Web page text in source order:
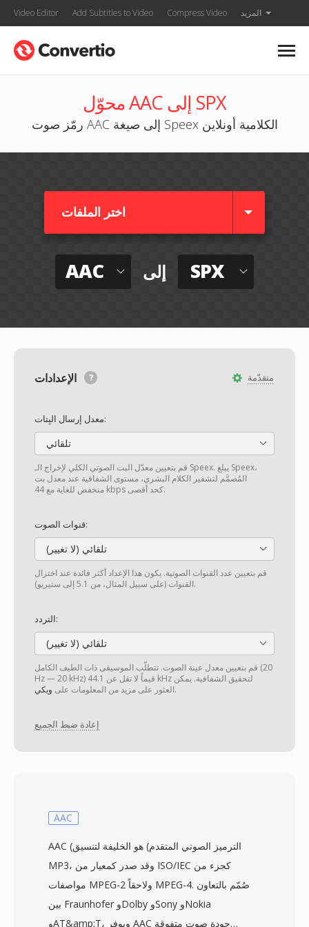
Video Editor Add Subtitles to Video Compress Video المزيد
محوّل AAC إلى SPX
رمّز صوت AAC إلى صيغة Speex الكلامية أونلاين
اختر الملفات
AAC إلى SPX
متقدّمة
معدل إرسال البِتات:
تلقائي
قم بتعيين معدّل البت الصوتي الكلي لإخراج الـ Speex. يبلغ Speex،
المُصمَّم لتشفير الكلام البشري، مستوى الشفافية عند معدل بت
منخفض للغاية مع 44 kbps كحد أقصى.
قنوات الصوت:
تلقائي (لا تغيير)
قم بتعيين عدد القنوات الصوتية. يكون هذا الإعداد أكثر فائدة عند اختزال
القنوات (على سبيل المثال، من 5.1 إلى ستيريو).
التردد:
تلقائي (لا تغيير)
قم بتعيين معدل عينة الصوت. تتطلّب الموسيقى ذات الطيف الكامل (20
Hz — 20 kHz) قيماً لا تقل عن 44.1 kHz لتحقيق الشفافية. يمكن
العثور على مزيد من المعلومات على ويكي .
إعادة ضبط الجميع
AAC
AAC (الترميز الصوتي المتقدم) هو الخليفة لتنسيق
MP3، وقد صدر كمعيار من ISO/IEC كجزء من
مواصفات MPEG-2 ولاحقاً MPEG-4. صُمّم بالتعاون
بين Fraunhofer وDolby وSony وNokia
وAT&amp;T، ويوفر AAC جودة صوت متفوقة